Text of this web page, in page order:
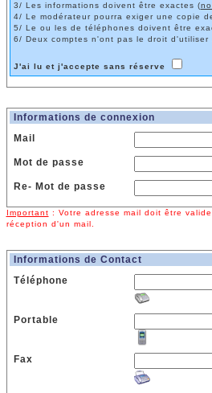
3/ Les informations doivent être exactes (
4/ Le modérateur pourra exiger une copie
5/ Le ou les de téléphones doivent être
6/ Deux comptes n'ont pas le droit d'utiliser
J'ai lu et j'accepte sans réserve
Informations de connexion
Mail
Mot de passe
Re- Mot de passe
Important : Votre adresse mail doit être
réception d'un mail.
Informations de Contact
Téléphone
Portable
Fax